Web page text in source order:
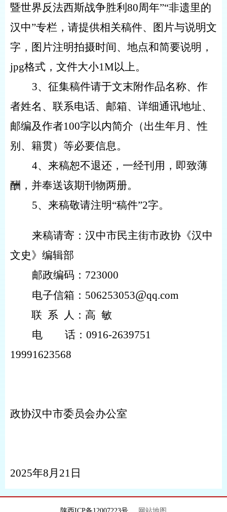
暨世界反法西斯战争胜利 80周年”“非遗里的
汉中”专栏，请提供相关稿件、图片与说明文
字， 图片注明拍摄时间、地点和简要说明，
jpg格式，文件大小1M以上。
3、 征集稿件请于文末附作品名称、作
者姓名、联系电话、邮箱、详细通讯地址、
邮编及作者100字以内简介（出生年月 、性
别、籍贯）等必要信息。
4、来稿恕不退还，一经刊用，即致薄
酬，并奉送该期刊物两册。
5、 来稿敬请注明“稿件”2字。
来稿请寄：汉中市民主街市政协《汉中
文史》编辑部
邮政编码： 723000
电子信箱： 506253053@qq.com
联 系 人：高 敏
电
话： 0916-2639751
19991623568
政协汉中市委员会办公室
2025年8月 21 日